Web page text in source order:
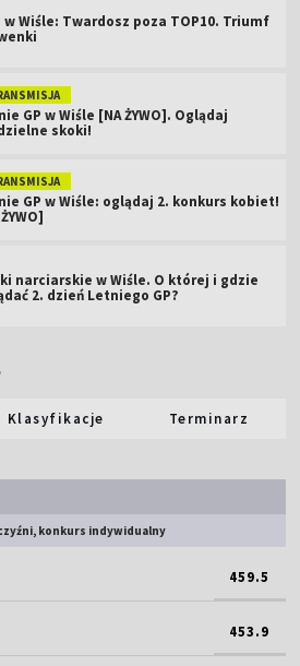
w Wiśle: Twardosz poza TOP10. Triumf
GP w Wiśle [NA ŻYWO]. Oglądaj
skoki!
GP w Wiśle: oglądaj 2. konkurs kobiet!
narciarskie w Wiśle. O której i gdzie
2. dzień Letniego GP?
Klasyfikacje Terminarz
konkurs indywidualny
459.5
453.9